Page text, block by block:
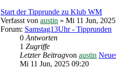
Start der Tipprunde zu Klub WM
Verfasst von austin » Mi 11 Jun,
Forum: Samstag13Uhr - Tipprunden
0 Antworten
1 Zugriffe
Letzter Beitragvon austin
Mi 11 Jun, 2025 09:20